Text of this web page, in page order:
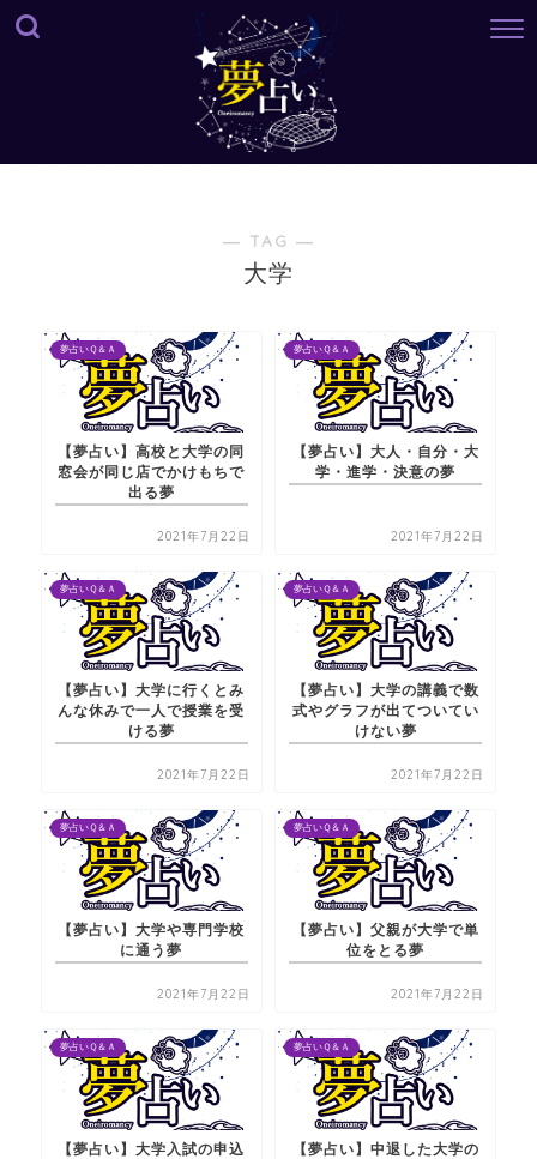
― TAG ―
大学
夢占いＱ＆Ａ
【夢占い】高校と大学の同
窓会が同じ店でかけもちで
出る夢
2021年7月22日
夢占いＱ＆Ａ
【夢占い】大人・自分・大
学・進学・決意の夢
2021年7月22日
夢占いＱ＆Ａ
【夢占い】大学に行くとみ
んな休みで一人で授業を受
ける夢
2021年7月22日
夢占いＱ＆Ａ
【夢占い】大学の講義で数
式やグラフが出てついてい
けない夢
2021年7月22日
夢占いＱ＆Ａ
【夢占い】大学や専門学校
に通う夢
2021年7月22日
夢占いＱ＆Ａ
【夢占い】父親が大学で単
位をとる夢
2021年7月22日
夢占いＱ＆Ａ
【夢占い】大学入試の申込
夢占いＱ＆Ａ
【夢占い】中退した大学の